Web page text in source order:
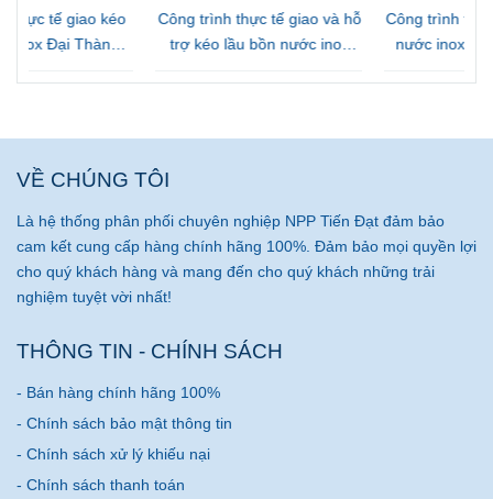
Công trình thực tế giao và hỗ
trợ kéo lầu bồn nước inox
Công trình thực tế giao 2 bồn
nước inox Đại Thành 500L
VỀ CHÚNG TÔI
Là hệ thống phân phối chuyên nghiệp NPP Tiến Đạt đảm bảo
cam kết cung cấp hàng chính hãng 100%. Đảm bảo mọi quyền lợi
cho quý khách hàng và mang đến cho quý khách những trải
nghiệm tuyệt vời nhất!
THÔNG TIN - CHÍNH SÁCH
- Bán hàng chính hãng 100%
- Chính sách bảo mật thông tin
- Chính sách xử lý khiếu nại
- Chính sách thanh toán